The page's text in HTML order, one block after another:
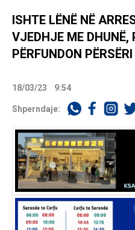
ISHTE LËNË NË
VJEDHJE ME DHUNË,
PËRFUNDON
18/03/23 9:54
Shperndaje: